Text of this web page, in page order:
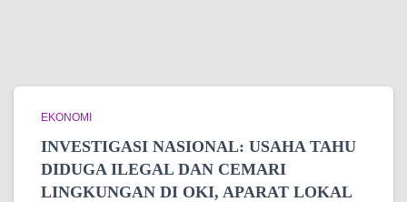
EKONOMI
INVESTIGASI NASIONAL: USAHA TAHU
DIDUGA ILEGAL DAN CEMARI
LINGKUNGAN DI OKI, APARAT LOKAL